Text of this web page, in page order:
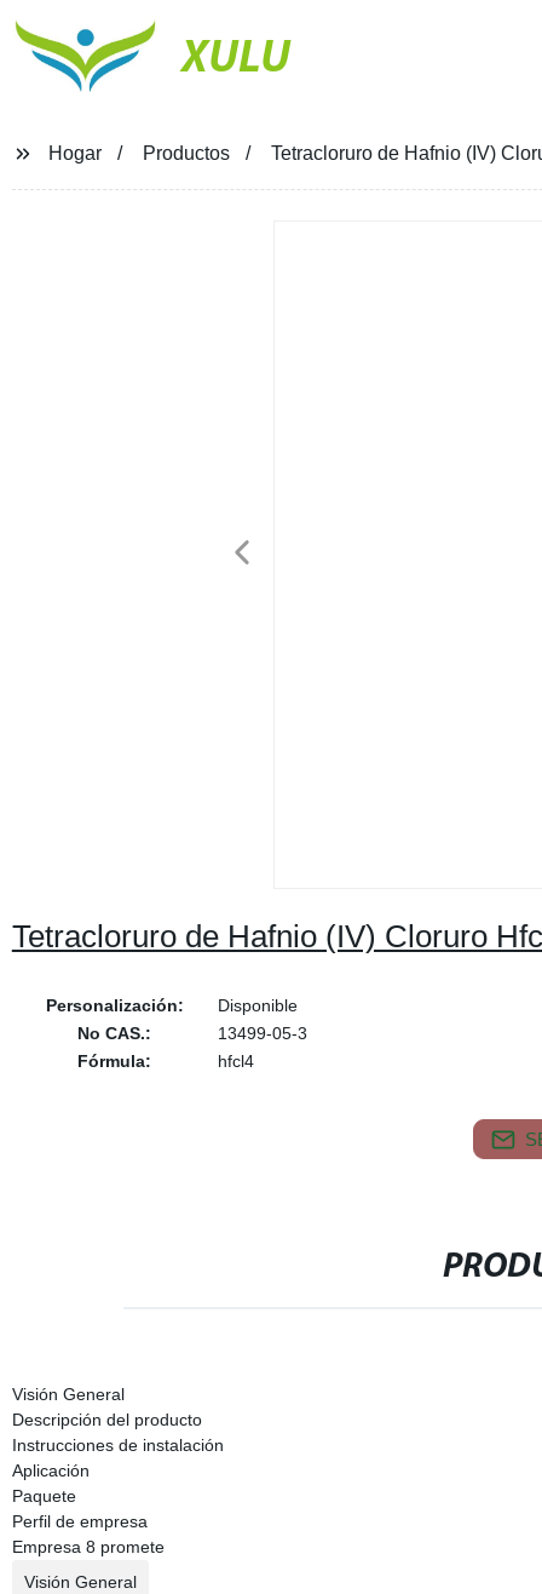
XULU
Hogar Productos Tetracloruro de Hafnio (IV)
Tetracloruro de Hafnio (IV) Cloruro
Personalización:
Disponible
No CAS.:
13499-05-3
Fórmula:
hfcl4
Visión General
Descripción del producto
Instrucciones de instalación
Aplicación
Paquete
Perfil de empresa
Empresa 8 promete
Visión General